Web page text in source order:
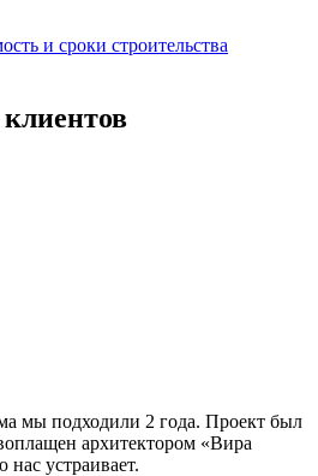
и сроки строительства
мы подходили 2 года. Проект был
архитектором «Вира
устраивает.